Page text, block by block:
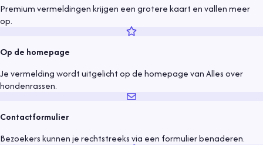
Premium vermeldingen krijgen een grotere kaart en vallen meer
op.
Op de homepage
Je vermelding wordt uitgelicht op de homepage van Alles over
hondenrassen.
Contactformulier
Bezoekers kunnen je rechtstreeks via een formulier benaderen.